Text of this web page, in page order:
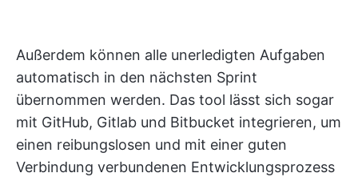
Außerdem können alle unerledigten Aufgaben
automatisch in den nächsten Sprint
übernommen werden. Das tool lässt sich sogar
mit GitHub, Gitlab und Bitbucket integrieren, um
einen reibungslosen und mit einer guten
Verbindung verbundenen Entwicklungsprozess